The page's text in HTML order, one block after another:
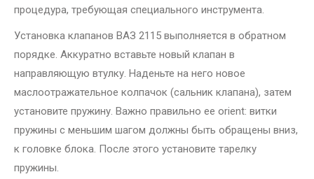
процедура, требующая специального инструмента.
Установка клапанов ВАЗ 2115 выполняется в обратном
порядке. Аккуратно вставьте новый клапан в
направляющую втулку. Наденьте на него новое
маслоотражательное колпачок (сальник клапана), затем
установите пружину. Важно правильно ее orient: витки
пружины с меньшим шагом должны быть обращены вниз,
к головке блока. После этого установите тарелку
пружины.